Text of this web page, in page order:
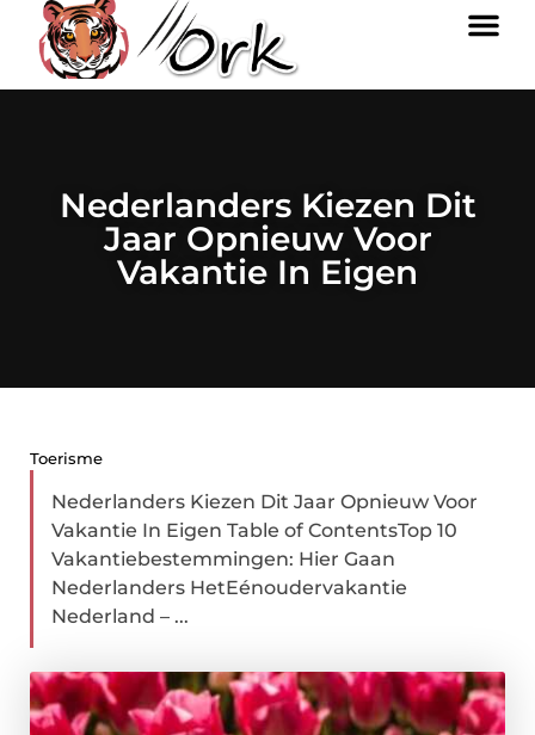
Nederlanders Kiezen Dit
Jaar Opnieuw Voor
Vakantie In Eigen
Toerisme
Nederlanders Kiezen Dit Jaar Opnieuw Voor
Vakantie In Eigen Table of ContentsTop 10
Vakantiebestemmingen: Hier Gaan
Nederlanders HetEénoudervakantie
Nederland – ...